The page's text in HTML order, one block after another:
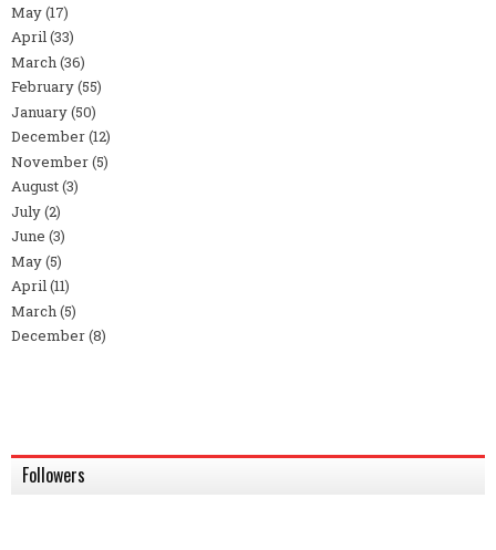
May(17)
April(33)
March(36)
February(55)
January(50)
December(12)
November(5)
August(3)
July(2)
June (3)
May(5)
April(11)
March(5)
December(8)
Followers